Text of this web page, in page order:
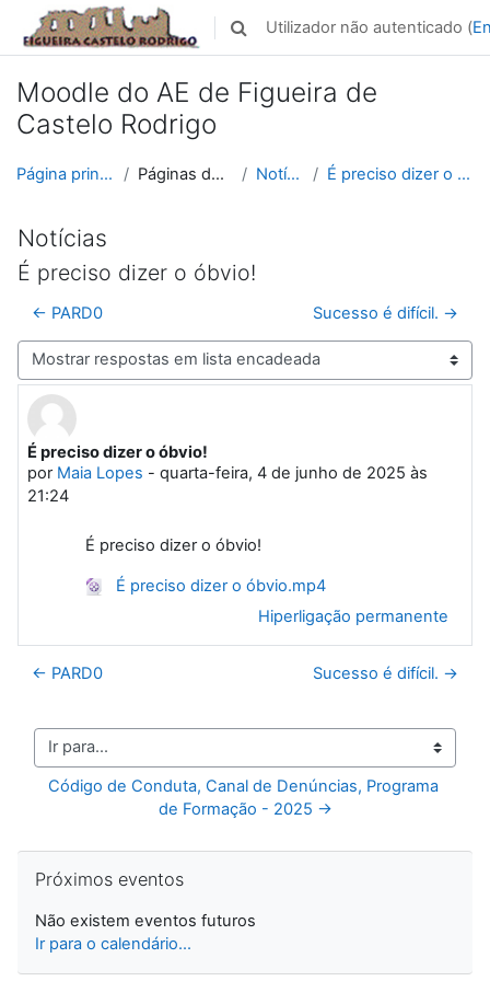
Ir para o conteúdo principal
Alternar a entrada da pesquisa
Utilizador não autenticado (
Moodle do AE de Figueira de
Castelo Rodrigo
Página principal Páginas do site Notícias É preciso dizer o óbvio!
Notícias
É preciso dizer o óbvio!
← PARD0 Sucesso é difícil. →
Modo de visualização
É preciso dizer o óbvio!
por Maia Lopes - quarta-feira, 4 de junho de 2025 às
21:24
Número de respostas: 0
É preciso dizer o óbvio!
É preciso dizer o óbvio.mp4
Hiperligação permanente
← PARD0 Sucesso é difícil. →
Ir para...
Código de Conduta, Canal de Denúncias, Programa
de Formação - 2025 →
Próximos eventos
Não existem eventos futuros
Ir para o calendário...